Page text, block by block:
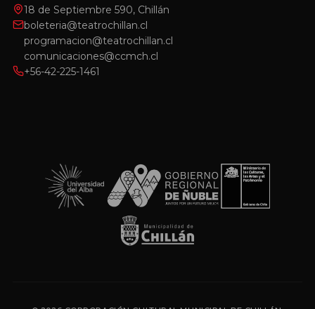
18 de Septiembre 590, Chillán
boleteria@teatrochillan.cl
programacion@teatrochillan.cl
comunicaciones@ccmch.cl
+56-42-225-1461